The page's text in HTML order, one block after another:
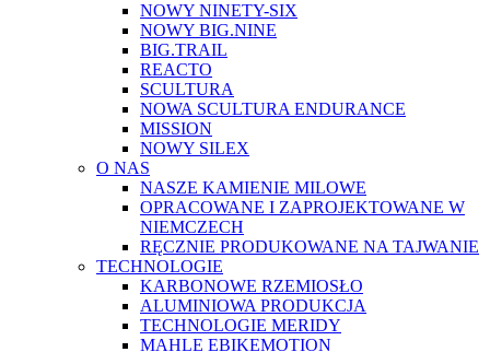
NOWY NINETY-SIX
NOWY BIG.NINE
BIG.TRAIL
REACTO
SCULTURA
NOWA SCULTURA ENDURANCE
MISSION
NOWY SILEX
O NAS
NASZE KAMIENIE MILOWE
OPRACOWANE I ZAPROJEKTOWANE W
NIEMCZECH
RĘCZNIE PRODUKOWANE NA TAJWANIE
TECHNOLOGIE
KARBONOWE RZEMIOSŁO
ALUMINIOWA PRODUKCJA
TECHNOLOGIE MERIDY
MAHLE EBIKEMOTION